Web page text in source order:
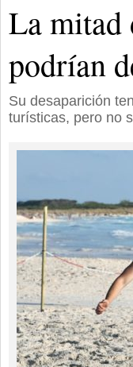
La mitad
podrían
Su desaparición
turísticas, pero no